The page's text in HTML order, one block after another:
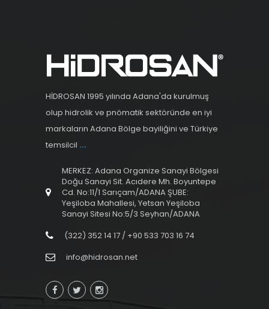
HİDROSAN 1995 yılında Adana'da kurulmuş
olup hidrolik ve pnömatik sektöründe en iyi
markaların Adana Bölge bayiliğini ve Türkiye
temsilcil ...
MERKEZ: Adana Organize Sanayi Bölgesi
Doğu Sanayi Sit. Acıdere Mh. Boyuntepe
Cd. No:11/1 Sarıçam/ADANA ŞUBE:
Yeşiloba Mahallesi, Yetsan Yeşiloba
Sanayi Sitesi No:5/3 Seyhan/ADANA
(322) 352 14 17 / +90 533 703 16 74
info@hidrosan.net